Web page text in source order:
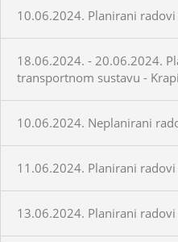
10.06.2024. Planirani
18.06.2024. - 20.06.2024.
transportnom sustavu -
10.06.2024. Neplanirani
11.06.2024. Planirani
13.06.2024. Planirani